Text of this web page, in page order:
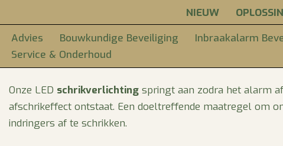
Ga
naar
de
NIEUW
Advies
Bouwkundige Beveiliging Inbraakalarm
Service & Onderhoud
Schrikverlichting &
Onze LED schrikverlichting springt aan zodra het alarm
afschrikeffect ontstaat. Een doeltreffende maatregel om
indringers af te schrikken.